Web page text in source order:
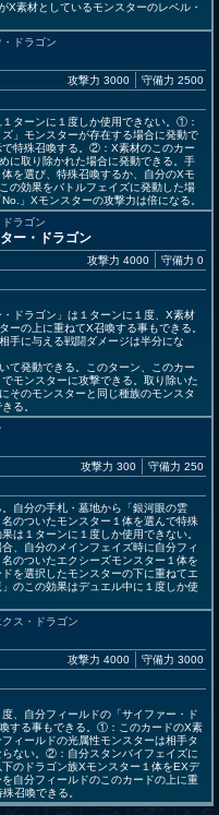
X素材としているモンスターのレベル・
ドラゴン
攻撃力 3000 守備力 2500
ターンに１度しか使用できない。①：
」モンスターが存在する場合に発動で
特殊召喚する。②：X素材のこのカー
に取り除かれた場合に発動できる。手
を選び、特殊召喚するか、自分のXモ
の効果をバトルフェイズに発動した場
」Xモンスターの攻撃力は倍になる。
ラゴン
ー・ドラゴン
攻撃力 4000 守備力 0
ドラゴン」は１ターンに１度、X素材
ーの上に重ねてX召喚する事もできる。
手に与える戦闘ダメージは半分にな
て発動できる。このターン、このカー
モンスターに攻撃できる。取り除いた
そのモンスターと同じ種族のモンスタ
る。
攻撃力 300 守備力 250
自分の手札・墓地から「銀河眼の雲
のついたモンスター１体を選んで特殊
は１ターンに１度しか使用できない。
、自分のメインフェイズ時に自分フィ
のついたエクシーズモンスター１体を
を選択したモンスターの下に重ねてエ
のこの効果はデュエル中に１度しか使
ス・ドラゴン
攻撃力 4000 守備力 3000
、自分フィールドの「サイファー・ド
する事もできる。①：このカードのX素
ィールドの光属性モンスターは相手タ
ない。②：自分スタンバイフェイズに
のドラゴン族Xモンスター１体をEXデ
自分フィールドのこのカードの上に重
召喚できる。